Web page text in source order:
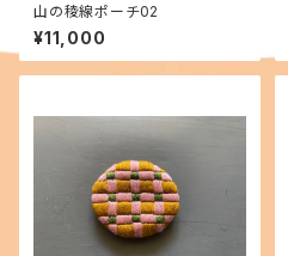
山の稜線ポーチ02
¥11,000